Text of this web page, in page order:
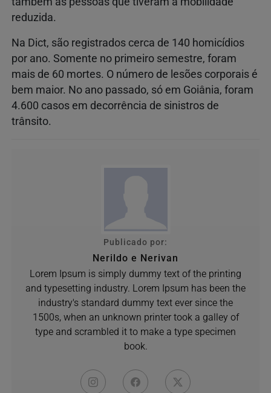
reduzida.
Na Dict, são registrados cerca de 140 homicídios
por ano. Somente no primeiro semestre, foram
mais de 60 mortes. O número de lesões corporais é
bem maior. No ano passado, só em Goiânia, foram
4.600 casos em decorrência de sinistros de
trânsito.
Publicado por:
Nerildo e Nerivan
Lorem Ipsum is simply dummy text of the printing
and typesetting industry. Lorem Ipsum has been the
industry's standard dummy text ever since the
1500s, when an unknown printer took a galley of
type and scrambled it to make a type specimen
book.